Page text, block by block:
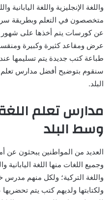
واللغة الإنجليزية واللغة اليابانية
متخصصون في التعلم وبطريقة
عن كورسات يتم أخذها على شهور
عرض ومقاعد كثيرة وكبيرة
طباعة كتب جديدة يتم تسليمها
سنقوم بتوضيح أفضل مدارس
البلد.
مدارس تعلم
وسط البلد
العديد من المواطنين يبحثون عن
وجميع اللغات منها اللغة اليابانية
واللغة التركية؛ ولكل منهم
ولكتابتها ولديهم كتب يتم